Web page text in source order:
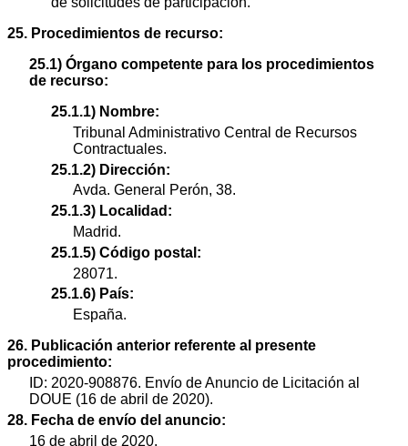
25. Procedimientos de recurso:
25.1) Órgano competente para los procedimientos
de recurso:
25.1.1) Nombre:
Tribunal Administrativo Central de Recursos
Contractuales.
25.1.2) Dirección:
Avda. General Perón, 38.
25.1.3) Localidad:
Madrid.
25.1.5) Código postal:
28071.
25.1.6) País:
España.
26. Publicación anterior referente al presente
procedimiento:
ID: 2020-908876. Envío de Anuncio de Licitación al
DOUE (16 de abril de 2020).
28. Fecha de envío del anuncio:
16 de abril de 2020.